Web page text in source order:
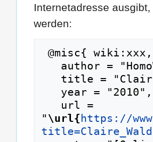
Internetadresse
werden:
"\url{ https://